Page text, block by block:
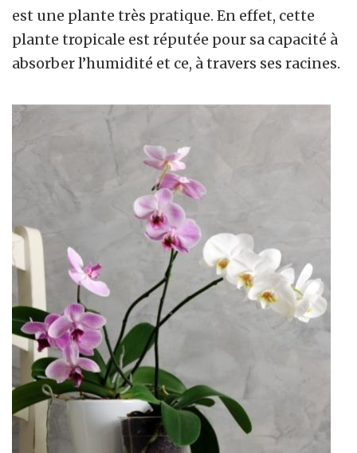
est une plante très pratique. En effet, cette
plante tropicale est réputée pour sa capacité à
absorber l’humidité et ce, à travers ses racines.